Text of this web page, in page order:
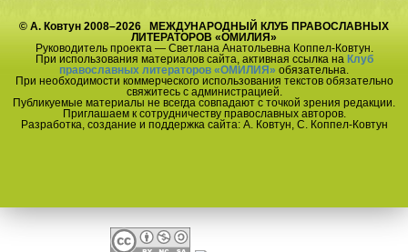
© А. Ковтун 2008–2026 МЕЖДУНАРОДНЫЙ КЛУБ ПРАВОСЛАВНЫХ
ЛИТЕРАТОРОВ «ОМИЛИЯ»
Руководитель проекта — Светлана Анатольевна Коппел-Ковтун.
При использования материалов сайта, активная ссылка на Клуб
православных литераторов «ОМИЛИЯ» обязательна.
При необходимости коммерческого использования текстов обязательно
свяжитесь с администрацией.
Публикуемые материалы не всегда совпадают с точкой зрения редакции.
Приглашаем к сотрудничеству православных авторов.
Разработка, создание и поддержка сайта: А. Ковтун, С. Коппел-Ковтун